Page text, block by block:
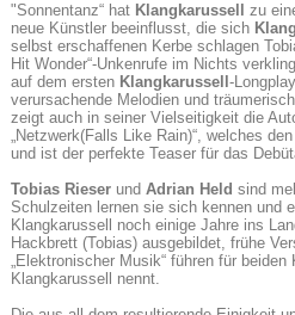
"Sonnentanz“ hat Klangkarussell zu
neue Künstler beeinflusst, die sich
selbst erschaffenen Kerbe schlagen
Hit Wonder“-Unkenrufe im Nichts
auf dem ersten Klangkarussell -
verursachende Melodien und
zeigt auch in seiner Vielseitigkeit die
„Netzwerk(Falls Like Rain)“, welches
und ist der perfekte Teaser für das
Tobias Rieser und Adrian Held sind
Schulzeiten lernen sie sich kennen und
Klangkarussell noch einige Jahre ins
Hackbrett (Tobias) ausgebildet, frühe
„Elektronischer Musik“ führen für
Klangkarussell nennt.